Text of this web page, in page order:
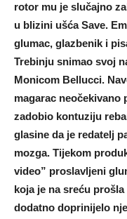
rotor mu je slučajno
u blizini ušća Save.
glumac, glazbenik i
Trebinju snimao svoj
Monicom Bellucci.
magarac neočekivano
zadobio kontuziju
glasine da je redatelj
mozga. Tijekom
video” proslavljeni
koja je na sreću
dodatno doprinijelo